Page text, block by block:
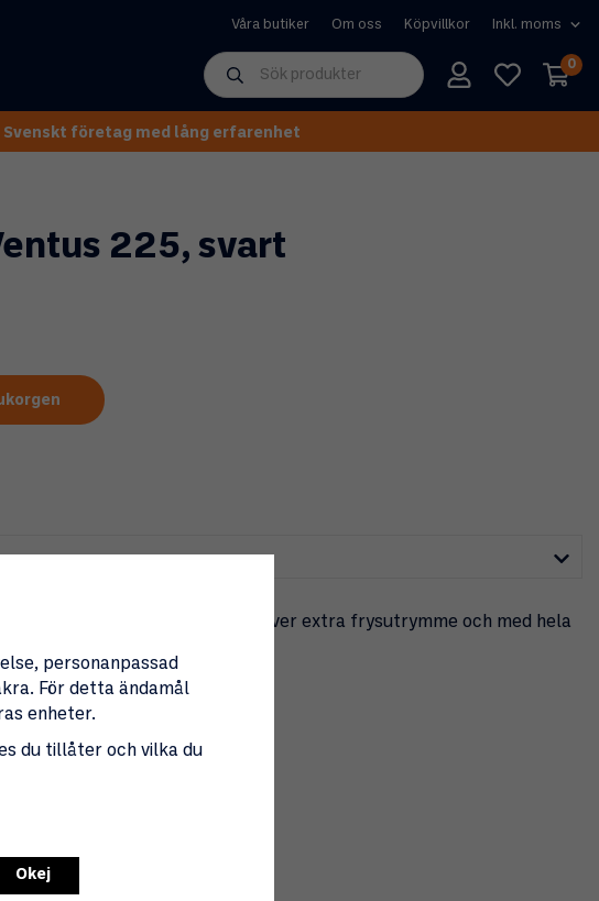
Våra butiker Om oss Köpvillkor
0
Svenskt företag med lång erfarenhet
225, svart
som passar för dig som behöver extra frysutrymme och med hela
personanpassad
För detta ändamål
enheter.
du tillåter och vilka du
Okej